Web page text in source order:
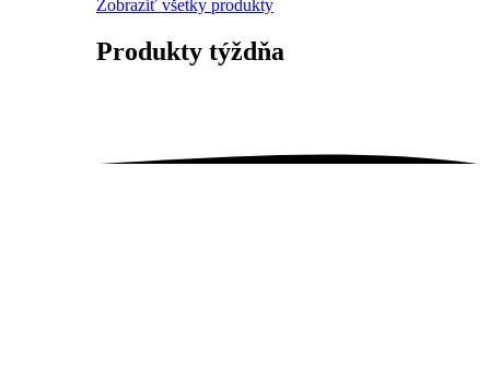
Zobraziť všetky produkty
Produkty týždňa